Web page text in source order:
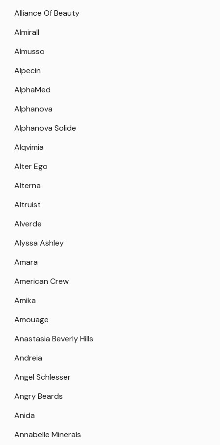
Alliance Of Beauty
Almirall
Almusso
Alpecin
AlphaMed
Alphanova
Alphanova Solide
Alqvimia
Alter Ego
Alterna
Altruist
Alverde
Alyssa Ashley
Amara
American Crew
Amika
Amouage
Anastasia Beverly Hills
Andreia
Angel Schlesser
Angry Beards
Anida
Annabelle Minerals